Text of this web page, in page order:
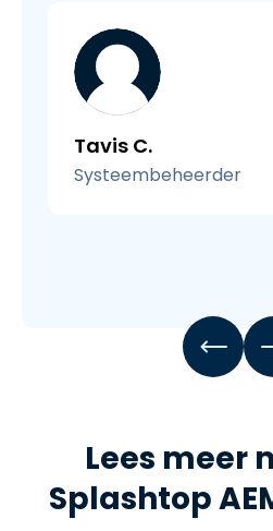
Tavis C.
Systeembeheerder
Lees meer
Splashtop